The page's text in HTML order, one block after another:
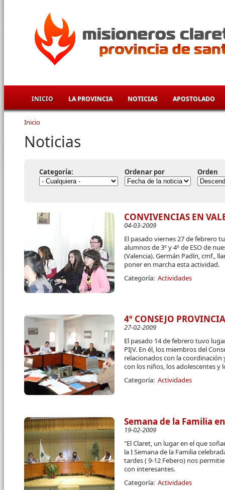
INICIO LA PROVINCIA NOTICIAS APOSTOLADO
Se encuentra usted aquí
Inicio
Noticias
Categoría: Ordenar por Orden
CONVIVENCIAS EN
04-03-2009
El pasado viernes 27 de febrero
alumnos de 3º y 4º de ESO de
(Valencia). Germán Padín, cmf.,
poner en marcha esta actividad.
Categoría: Actividades
4º CONSEJO
27-02-2009
El pasado 14 de febrero tuvo
PIJV. En él, los miembros del
relacionados con la
con los niños, los adolescentes y
Categoría: Actividades
Semana de la Familia
19-02-2009
"El Claret, un lugar en el que
la I Semana de la Familia
tardes ( 9-12 Febero) nos
con interesantes.
Categoría: Actividades